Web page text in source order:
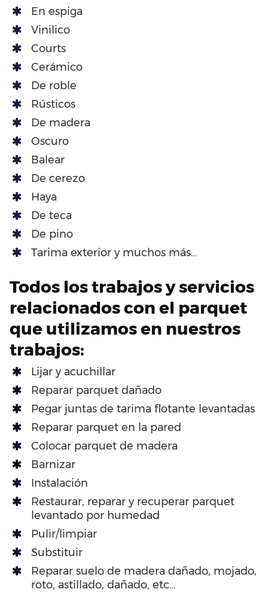
En espiga
Vinilico
Courts
Cerámico
De roble
Rústicos
De madera
Oscuro
Balear
De cerezo
Haya
De teca
De pino
Tarima exterior y muchos más…
Todos los trabajos y servicios
relacionados con el parquet
que utilizamos en nuestros
trabajos:
Lijar y acuchillar
Reparar parquet dañado
Pegar juntas de tarima flotante levantadas
Reparar parquet en la pared
Colocar parquet de madera
Barnizar
Instalación
Restaurar, reparar y recuperar parquet
levantado por humedad
Pulir/limpiar
Substituir
Reparar suelo de madera dañado, mojado,
roto, astillado, dañado, etc…